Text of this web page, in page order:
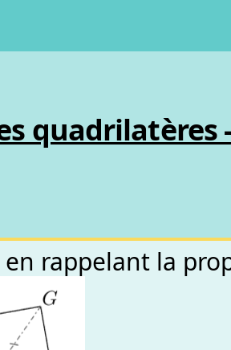
quadrilatères
rappelant la